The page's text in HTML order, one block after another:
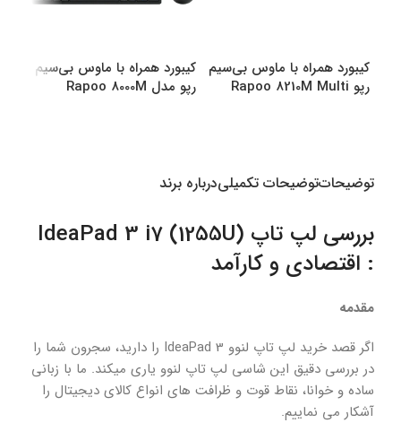
کیبورد همراه با ماوس بی‌سیم
رپو Rapoo 8210M Multi
کیبورد همراه با ماوس بی‌سیم
رپو مدل Rapoo 8000M
توضیحاتتوضیحات تکمیلیدرباره برند
بررسی لپ تاپ (1255U) IdeaPad 3 i7
: اقتصادی و کارآمد
مقدمه
اگر قصد خرید لپ تاپ لنوو IdeaPad 3 را دارید، سجرون شما را
در بررسی دقیق این شاسی لپ تاپ لنوو یاری میکند. ما با زبانی
ساده و خوانا، نقاط قوت و ظرافت های انواع کالای دیجیتال را
آشکار می نماییم.